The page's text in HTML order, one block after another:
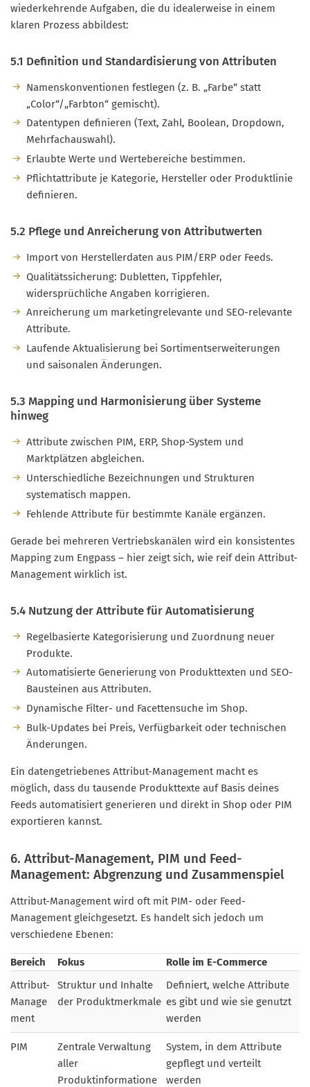
wiederkehrende Aufgaben, die du idealerweise in einem
klaren Prozess abbildest:
5.1 Definition und Standardisierung von Attributen
Namenskonventionen festlegen (z. B. „Farbe“ statt
„Color“/„Farbton“ gemischt).
Datentypen definieren (Text, Zahl, Boolean, Dropdown,
Mehrfachauswahl).
Erlaubte Werte und Wertebereiche bestimmen.
Pflichtattribute je Kategorie, Hersteller oder Produktlinie
definieren.
5.2 Pflege und Anreicherung von Attributwerten
Import von Herstellerdaten aus PIM/ERP oder Feeds.
Qualitätssicherung: Dubletten, Tippfehler,
widersprüchliche Angaben korrigieren.
Anreicherung um marketingrelevante und SEO-relevante
Attribute.
Laufende Aktualisierung bei Sortimentserweiterungen
und saisonalen Änderungen.
5.3 Mapping und Harmonisierung über Systeme
hinweg
Attribute zwischen PIM, ERP, Shop-System und
Marktplätzen abgleichen.
Unterschiedliche Bezeichnungen und Strukturen
systematisch mappen.
Fehlende Attribute für bestimmte Kanäle ergänzen.
Gerade bei mehreren Vertriebskanälen wird ein konsistentes
Mapping zum Engpass – hier zeigt sich, wie reif dein Attribut-
Management wirklich ist.
5.4 Nutzung der Attribute für Automatisierung
Regelbasierte Kategorisierung und Zuordnung neuer
Produkte.
Automatisierte Generierung von Produkttexten und SEO-
Bausteinen aus Attributen.
Dynamische Filter- und Facettensuche im Shop.
Bulk-Updates bei Preis, Verfügbarkeit oder technischen
Änderungen.
Ein datengetriebenes Attribut-Management macht es
möglich, dass du tausende Produkttexte auf Basis deines
Feeds automatisiert generieren und direkt in Shop oder PIM
exportieren kannst.
6. Attribut-Management, PIM und Feed-
Management: Abgrenzung und Zusammenspiel
Attribut-Management wird oft mit PIM- oder Feed-
Management gleichgesetzt. Es handelt sich jedoch um
verschiedene Ebenen:
Bereich Fokus
Rolle im E-Commerce
Attribut-
Manage
ment
Struktur und Inhalte
der Produktmerkmale
Definiert, welche Attribute
es gibt und wie sie genutzt
werden
PIM
Zentrale Verwaltung
aller
Produktinformatione
System, in dem Attribute
gepflegt und verteilt
werden